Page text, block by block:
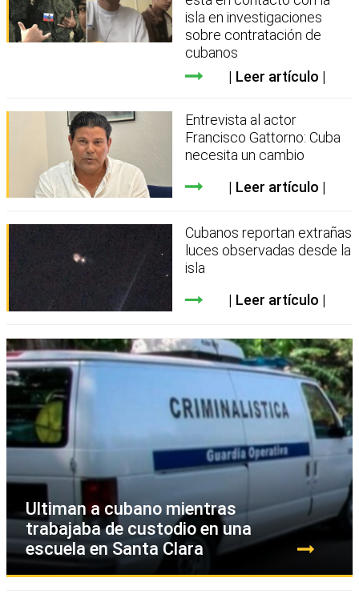
isla en investigaciones
sobre contratación de
cubanos
Leer artículo
Entrevista al actor
Francisco Gattorno: Cuba
necesita un cambio
Leer artículo
Cubanos reportan extrañas
luces observadas desde la
isla
Leer artículo
Ultiman a cubano mientras
trabajaba de custodio en una
escuela en Santa Clara